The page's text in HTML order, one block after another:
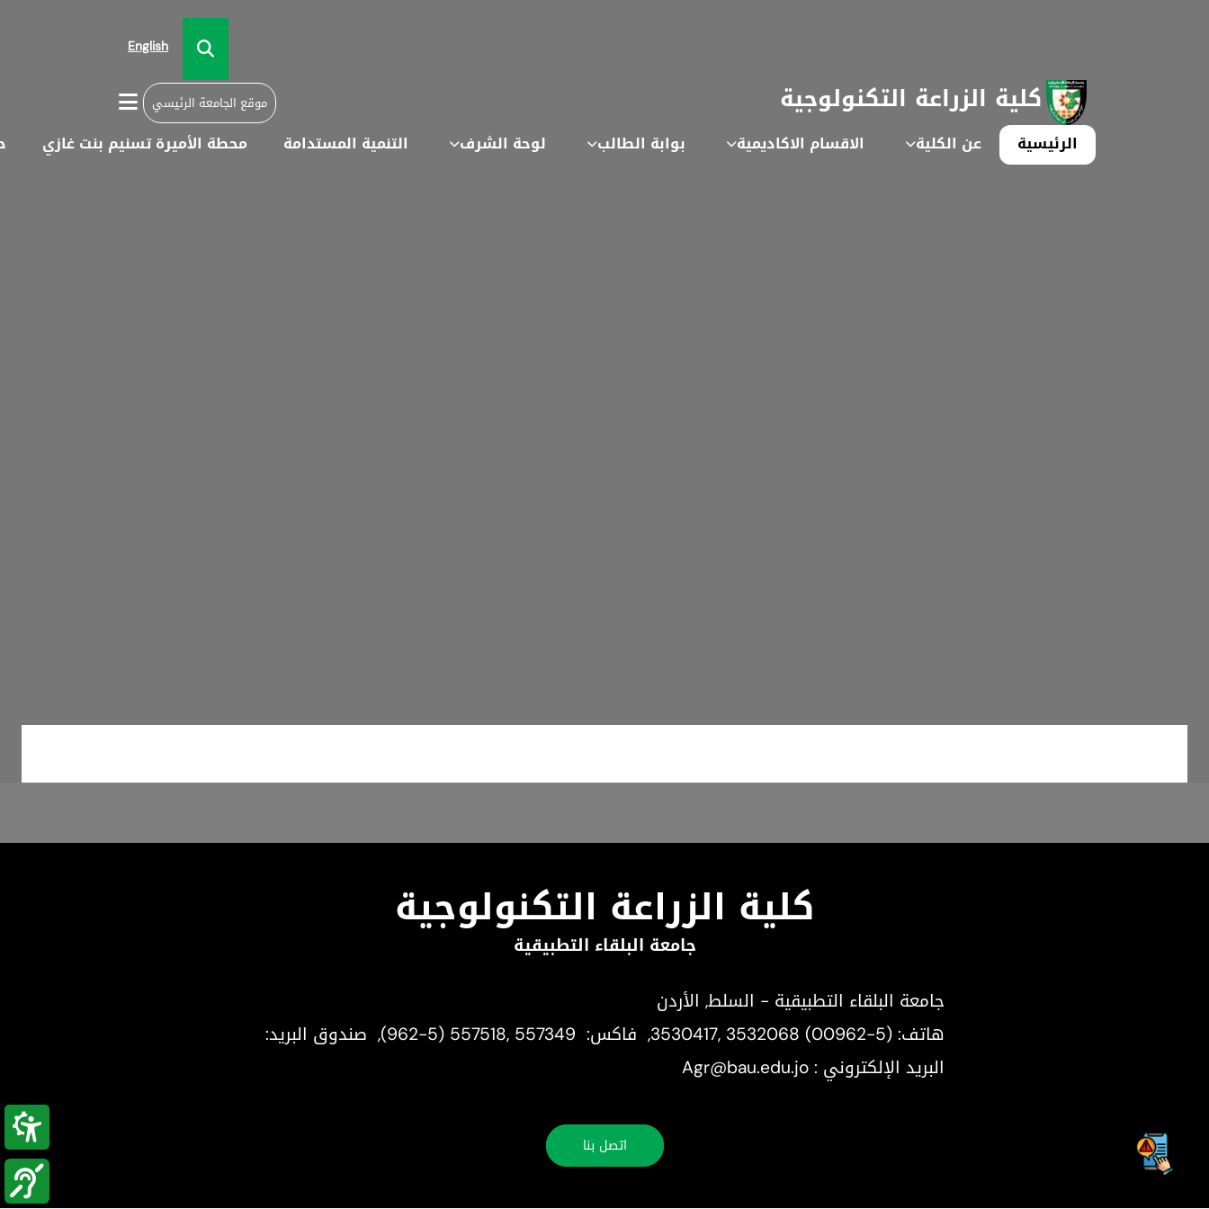
English
كلية الزراعة التكنولوجية موقع الجامعة الرئيسي
الرئيسية عن الكلية الاقسام الاكاديمية بوابة الطالب لوحة الشرف التنمية المستدامة محطة الأميرة تسنيم بنت غازي
كلية الزراعة التكنولوجية
جامعة البلقاء التطبيقية
جامعة البلقاء التطبيقية - السلط, الأردن
هاتف:3530417, 3532068 (00962-5), فاكس: (962-5) 557518, 557349, صندوق البريد:
البريد الإلكتروني : Agr@bau.edu.jo
اتصل بنا